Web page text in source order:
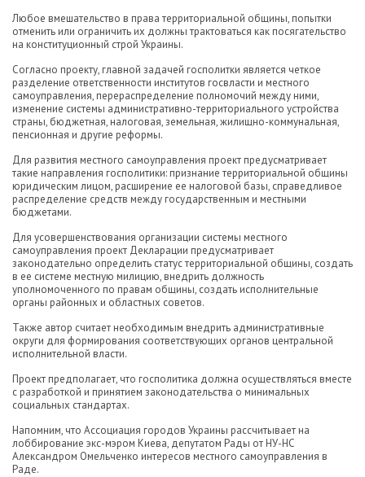
Любое вмешательство в права территориальной общины, попытки
отменить или ограничить их должны трактоваться как посягательство
на конституционный строй Украины.
Согласно проекту, главной задачей госполитки является четкое
разделение ответственности институтов госвласти и местного
самоуправления, перераспределение полномочий между ними,
изменение системы административно-территориального устройства
страны, бюджетная, налоговая, земельная, жилищно-коммунальная,
пенсионная и другие реформы.
Для развития местного самоуправления проект предусматривает
такие направления госполитики: признание территориальной общины
юридическим лицом, расширение ее налоговой базы, справедливое
распределение средств между государственным и местными
бюджетами.
Для усовершенствования организации системы местного
самоуправления проект Декларации предусматривает
законодательно определить статус территориальной общины, создать
в ее системе местную милицию, внедрить должность
уполномоченного по правам общины, создать исполнительные
органы районных и областных советов.
Также автор считает необходимым внедрить административные
округи для формирования соответствующих органов центральной
исполнительной власти.
Проект предполагает, что госполитика должна осуществляться вместе
с разработкой и принятием законодательства о минимальных
социальных стандартах.
Напомним, что Ассоциация городов Украины рассчитывает на
лоббирование экс-мэром Киева, депутатом Рады от НУ-НС
Александром Омельченко интересов местного самоуправления в
Раде.